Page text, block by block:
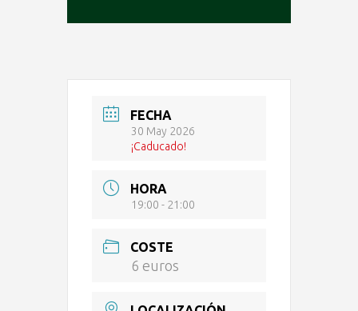
FECHA
30 May 2026
¡Caducado!
HORA
19:00 - 21:00
COSTE
6 euros